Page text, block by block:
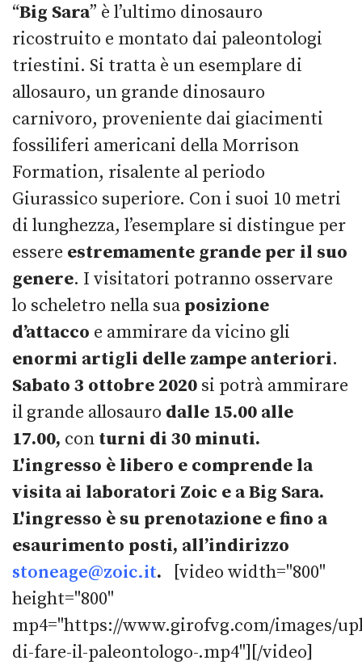
“Big Sara” è l’ultimo dinosauro
ricostruito e montato dai paleontologi
triestini. Si tratta è un esemplare di
allosauro, un grande dinosauro
carnivoro, proveniente dai giacimenti
fossiliferi americani della Morrison
Formation, risalente al periodo
Giurassico superiore. Con i suoi 10 metri
di lunghezza, l’esemplare si distingue per
essere estremamente grande per il suo
genere. I visitatori potranno osservare
lo scheletro nella sua posizione
d’attacco e ammirare da vicino gli
enormi artigli delle zampe anteriori.
Sabato 3 ottobre 2020 si potrà ammirare
il grande allosauro dalle 15.00 alle
17.00, con turni di 30 minuti.
L'ingresso è libero e comprende la
visita ai laboratori Zoic e a Big Sara.
L'ingresso è su prenotazione e fino a
esaurimento posti, all’indirizzo
stoneage@zoic.it.
[video width="800"
height="800"
mp4="https://www.girofvg.com/images/
di-fare-il-paleontologo-.mp4"][/video]